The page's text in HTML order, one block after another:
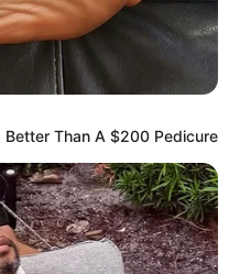
Than A $200 Pedicure